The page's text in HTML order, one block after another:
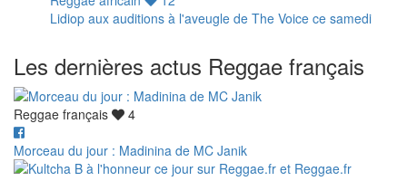
Lidiop aux auditions à l'aveugle de The Voice ce samedi
Les dernières actus Reggae français
Reggae français
4
Morceau du jour : Madinina de MC Janik